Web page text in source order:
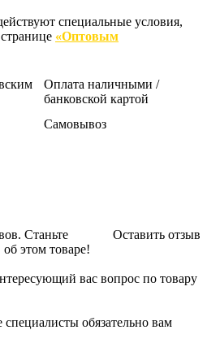
специальные условия,
«Оптовым
Оплата наличными /
банковской картой
Самовывоз
Оставить отзыв
Станьте
этом товаре!
вас вопрос по товару
обязательно вам